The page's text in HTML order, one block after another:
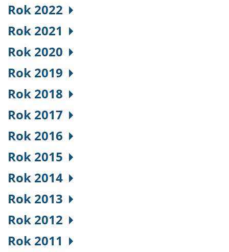
Rok 2022
Rok 2021
Rok 2020
Rok 2019
Rok 2018
Rok 2017
Rok 2016
Rok 2015
Rok 2014
Rok 2013
Rok 2012
Rok 2011